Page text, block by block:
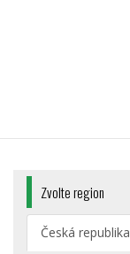
Zvolte region
Česká republika